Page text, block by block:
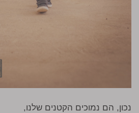
נכון, הם נמוכים הקטנים שלנו,